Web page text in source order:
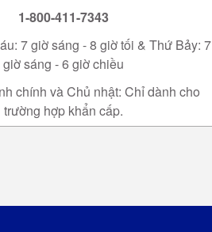
1-800-411-7343
7 giờ sáng - 8 giờ tối & Thứ Bảy: 7
giờ sáng - 6 giờ chiều
chính và Chủ nhật: Chỉ dành cho
trường hợp khẩn cấp.